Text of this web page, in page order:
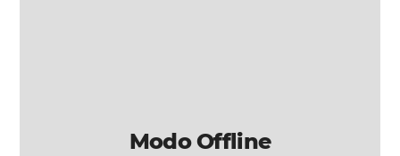
Modo Offline